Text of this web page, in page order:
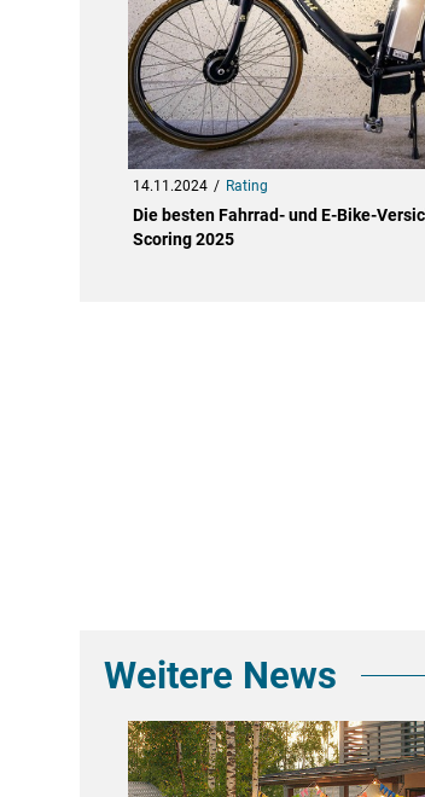
14.11.2024 Rating
Die besten Fahrrad- und E-Bike-
Scoring 2025
Weitere News